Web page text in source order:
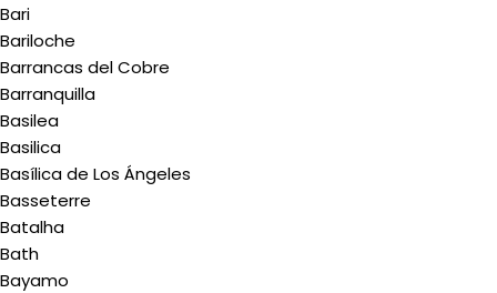
Bari
Bariloche
Barrancas del Cobre
Barranquilla
Basilea
Basilica
Basílica de Los Ángeles
Basseterre
Batalha
Bath
Bayamo